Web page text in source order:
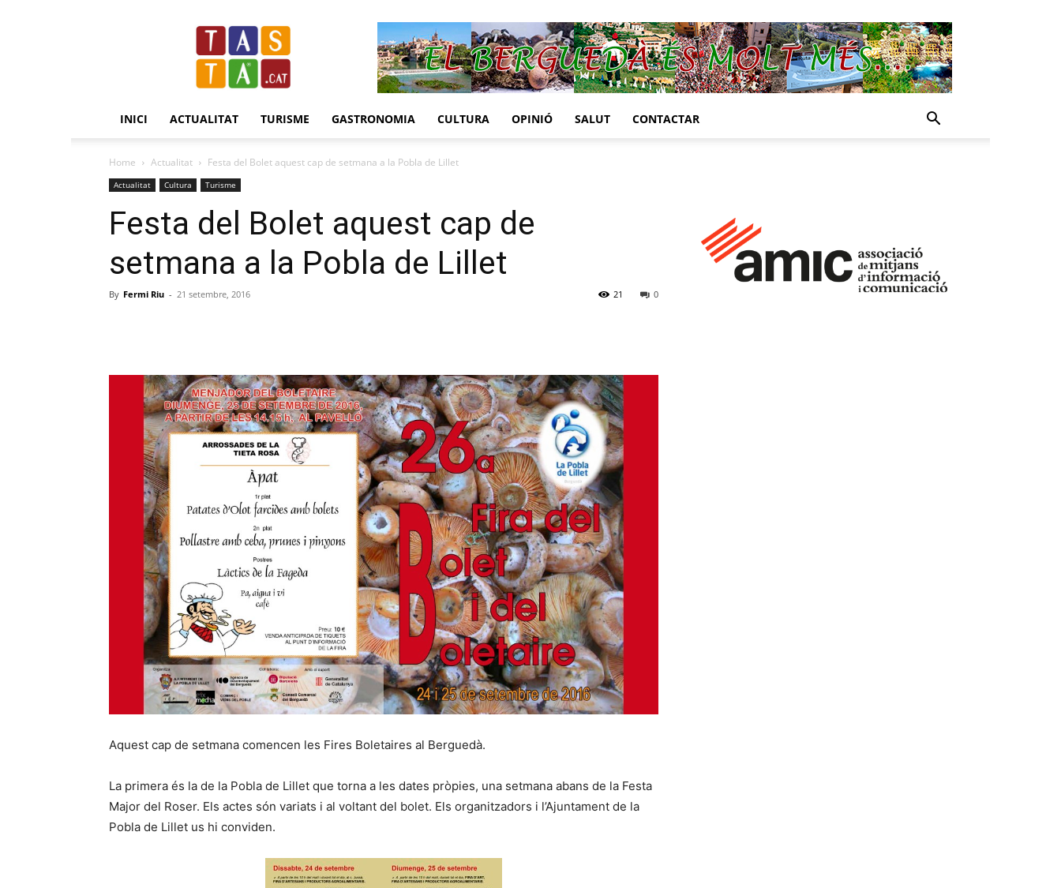
Revista
Tasta.cat
INICI ACTUALITAT TURISME GASTRONOMIA CULTURA OPINIÓ SALUT CONTACTAR
Home Actualitat Festa del Bolet aquest cap de setmana a la Pobla de Lillet
Actualitat Cultura Turisme
Festa del Bolet aquest cap de
setmana a la Pobla de Lillet
By Fermi Riu - 21 setembre, 2016 0
21
Aquest cap de setmana comencen les Fires Boletaires al Berguedà.
La primera és la de la Pobla de Lillet que torna a les dates pròpies, una setmana abans de la Festa
Major del Roser. Els actes són variats i al voltant del bolet. Els organitzadors i l’Ajuntament de la
Pobla de Lillet us hi conviden.